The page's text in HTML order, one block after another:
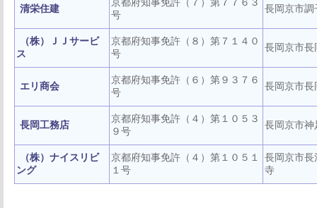
清栄住建
京都府知事免許（７）第７７６３
号
長岡京市調
（株）ＪＪサービ
ス
京都府知事免許（８）第７１４０
号
長岡京市長
エリ商会
京都府知事免許（６）第９３７６
号
長岡京市長
長岡工務店
京都府知事免許（４）第１０５３
９号
長岡京市神
（株）ナイスリビ
ング
京都府知事免許（４）第１０５１
１号
長岡京市長
寺